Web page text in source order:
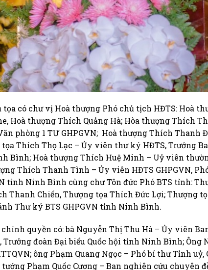
tọa có chư vị Hoà thượng Phó chủ tịch HĐTS: Hoà
Hoà thượng Thích Quảng Hà; Hòa thượng Thích
phòng 1 TƯ GHPGVN; Hoà thượng Thích Thanh
Thích Thọ Lạc – Ủy viên thư ký HĐTS, Trưởng
Bình; Hoà thượng Thích Huệ Minh – Uỷ viên
Thích Thanh Tình – Ủy viên HĐTS GHPGVN,
tỉnh Ninh Bình cùng chư Tôn đức Phó BTS tỉnh:
Thanh Chiến, Thượng tọa Thích Đức Lợi; Thượng
Thư ký BTS GHPGVN tỉnh Ninh Bình.
quyền có: bà Nguyễn Thị Thu Hà – Ủy viên
Trưởng đoàn Đại biểu Quốc hội tỉnh Ninh Bình; Ông
ông Phạm Quang Ngọc – Phó bí thư Tỉnh
Phạm Quốc Cương – Ban nghiên cứu chuyên